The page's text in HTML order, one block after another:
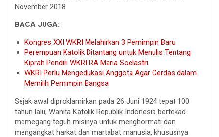
November 2018.
BACA JUGA:
Kongres XXI WKRI Melahirkan 3 Pemimpin Baru
Perempuan Katolik Ditantang untuk Menulis Tentang
Kiprah Pendiri WKRI RA Maria Soelastri
WKRI Perlu Mengedukasi Anggota Agar Cerdas dalam
Memilih Pemimpin Bangsa
Sejak awal diproklamirkan pada 26 Juni 1924 tepat 100
tahun lalu, Wanita Katolik Republik Indonesia bertekad
memegang teguh misinya untuk menghormati dan
mengangkat harkat dan martabat manusia, khususnya